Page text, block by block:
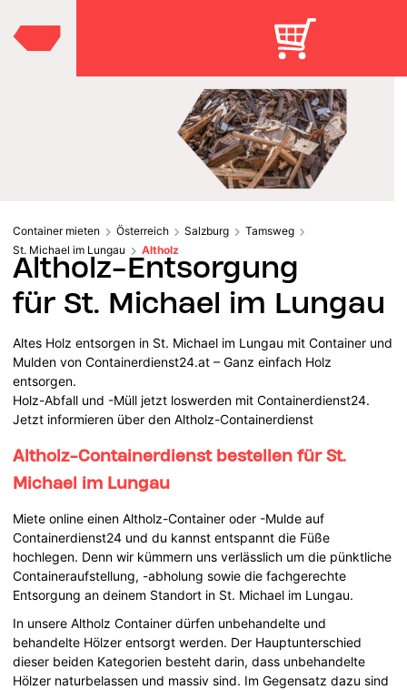
Container mieten Österreich Salzburg
Tamsweg
St. Michael im Lungau
Altholz
Altholz-Entsorgung
für St. Michael im Lungau
Altes Holz entsorgen in St. Michael im Lungau mit Container und
Mulden von Containerdienst24.at – Ganz einfach Holz
entsorgen.
Holz-Abfall und -Müll jetzt loswerden mit Containerdienst24.
Jetzt informieren über den Altholz-Containerdienst
Altholz-Containerdienst bestellen für St.
Michael im Lungau
Miete online einen Altholz-Container oder -Mulde auf
Containerdienst24 und du kannst entspannt die Füße
hochlegen. Denn wir kümmern uns verlässlich um die pünktliche
Containeraufstellung, -abholung sowie die fachgerechte
Entsorgung an deinem Standort in St. Michael im Lungau.
In unsere Altholz Container dürfen unbehandelte und
behandelte Hölzer entsorgt werden. Der Hauptunterschied
dieser beiden Kategorien besteht darin, dass unbehandelte
Hölzer naturbelassen und massiv sind. Im Gegensatz dazu sind